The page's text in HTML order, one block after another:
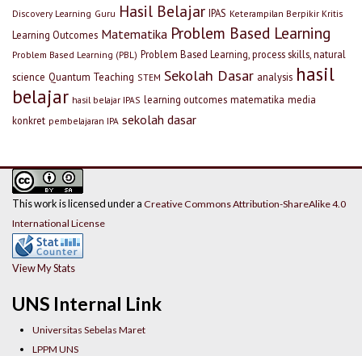
Discovery Learning Guru Hasil Belajar IPAS Keterampilan Berpikir Kritis
Learning Outcomes Matematika Problem Based Learning
Problem Based Learning (PBL) Problem Based Learning, process skills, natural
science Quantum Teaching STEM Sekolah Dasar analysis hasil
belajar hasil belajar IPAS learning outcomes matematika media
konkret pembelajaran IPA sekolah dasar
UNS Internal Link
Universitas Sebelas Maret
LPPM UNS
This work is licensed under a Creative Commons Attribution-ShareAlike 4.0
International License
View My Stats